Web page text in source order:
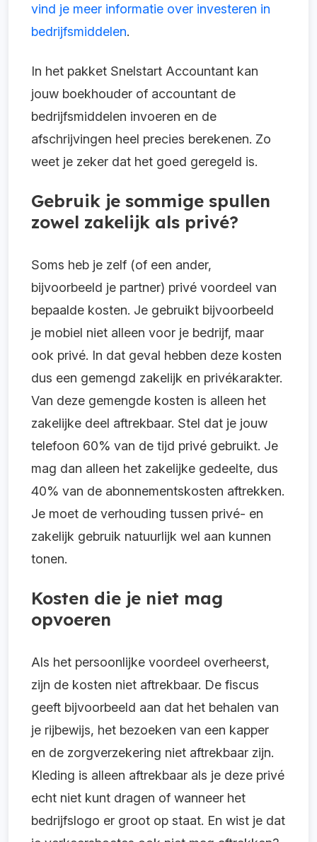
vind je meer informatie over investeren in
bedrijfsmiddelen.
In het pakket Snelstart Accountant kan
jouw boekhouder of accountant de
bedrijfsmiddelen invoeren en de
afschrijvingen heel precies berekenen. Zo
weet je zeker dat het goed geregeld is.
Gebruik je sommige spullen
zowel zakelijk als privé?
Soms heb je zelf (of een ander,
bijvoorbeeld je partner) privé voordeel van
bepaalde kosten. Je gebruikt bijvoorbeeld
je mobiel niet alleen voor je bedrijf, maar
ook privé. In dat geval hebben deze kosten
dus een gemengd zakelijk en privékarakter.
Van deze gemengde kosten is alleen het
zakelijke deel aftrekbaar. Stel dat je jouw
telefoon 60% van de tijd privé gebruikt. Je
mag dan alleen het zakelijke gedeelte, dus
40% van de abonnementskosten aftrekken.
Je moet de verhouding tussen privé- en
zakelijk gebruik natuurlijk wel aan kunnen
tonen.
Kosten die je niet mag
opvoeren
Als het persoonlijke voordeel overheerst,
zijn de kosten niet aftrekbaar. De fiscus
geeft bijvoorbeeld aan dat het behalen van
je rijbewijs, het bezoeken van een kapper
en de zorgverzekering niet aftrekbaar zijn.
Kleding is alleen aftrekbaar als je deze privé
echt niet kunt dragen of wanneer het
bedrijfslogo er groot op staat. En wist je dat